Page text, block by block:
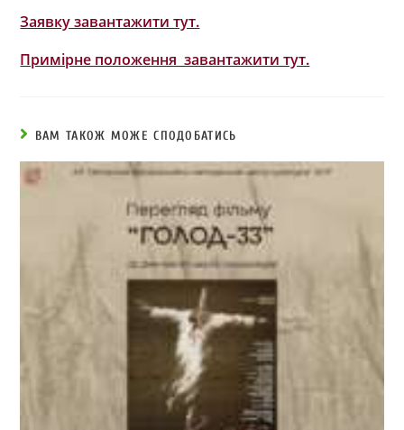
Заявку завантажити тут.
Примірне положення завантажити тут.
ВАМ ТАКОЖ МОЖЕ СПОДОБАТИСЬ